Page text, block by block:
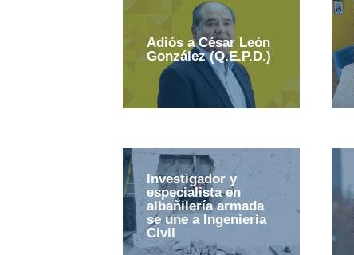
Adiós a César León
González (Q.E.P.D.)
Investigador y
especialista en
albañilería armada
se une a Ingeniería
Civil